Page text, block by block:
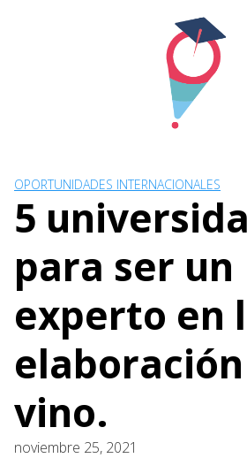
OPORTUNIDADES INTERNACIONALES
5
para ser un
experto en
vino.
noviembre 25, 2021